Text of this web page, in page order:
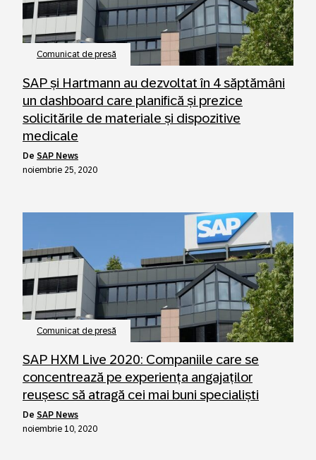
Comunicat de presă
SAP și Hartmann au dezvoltat în 4 săptămâni
un dashboard care planifică și prezice
solicitările de materiale și dispozitive
medicale
de SAP News
noiembrie 25, 2020
Comunicat de presă
SAP HXM Live 2020: Companiile care se
concentrează pe experiența angajaților
reușesc să atragă cei mai buni specialiști
de SAP News
noiembrie 10, 2020